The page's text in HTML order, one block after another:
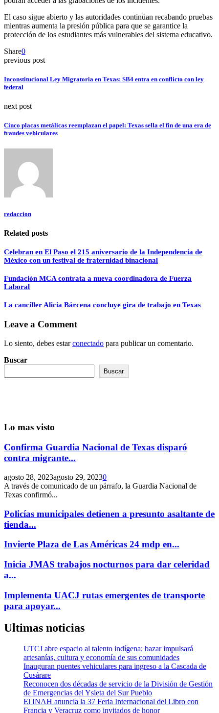
El caso sigue abierto y las autoridades continúan recabando pruebas
mientras aumenta la presión pública para que se garantice la
protección de los estudiantes más vulnerables del sistema educativo.
Share0
previous post
Inconstitucional Ley Migratoria en Texas: SB4 entra en conflicto con ley
federal
next post
Cinco placas metálicas reemplazan el papel: Texas sella el fin de una era de
fraudes vehiculares
redaccion
Related posts
Celebran en El Paso el 215 aniversario de la Independencia de
México con un festival de fraternidad binacional
Fundación MCA contrata a nueva coordinadora de Fuerza
Laboral
La canciller Alicia Bárcena concluye gira de trabajo en Texas
Leave a Comment
Lo siento, debes estarconectado para publicar un comentario.
Buscar
Buscar
Lo mas visto
Confirma Guardia Nacional de Texas disparó
contra migrante...
agosto 28, 2023agosto 29, 20230
A través de comunicado de un párrafo, la Guardia Nacional de
Texas confirmó...
Policías municipales detienen a presunto asaltante de
tienda...
Invierte Plaza de Las Américas 24 mdp en...
Inicia JMAS trabajos nocturnos para dar celeridad
a...
Implementa UACJ rutas emergentes de transporte
para apoyar...
Ultimas noticias
UTCJ abre espacio al talento indígena; bazar impulsará
artesanías, cultura y economía de sus comunidades
Inauguran puentes vehiculares para ingreso a la Cascada de
Cusárare
Reconocen dos décadas de servicio de la División de Gestión
de Emergencias del Ysleta del Sur Pueblo
El INAH anuncia la 37 Feria Internacional del Libro con
Francia y Veracruz como invitados de honor